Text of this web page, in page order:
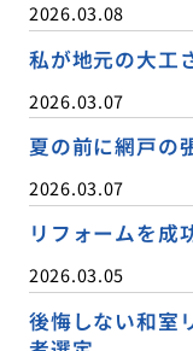
2026.03.08
私が地元の大工
2026.03.07
夏の前に網戸の
2026.03.07
リフォームを成
2026.03.05
後悔しない和室